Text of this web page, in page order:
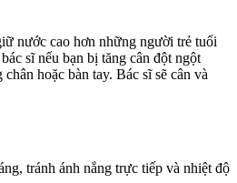
nước cao hơn những người trẻ tuổi
sĩ nếu bạn bị tăng cân đột ngột
hoặc bàn tay. Bác sĩ sẽ cân và
tránh ánh nắng trực tiếp và nhiệt độ